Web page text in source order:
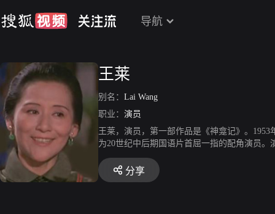
导航
王莱
别名： Lai Wang
职业： 演员
王莱，演员，第一部作品是《神龛记》。
为20世纪中后期国语片首屈一指的配角演员
分享